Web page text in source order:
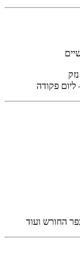
פקודה
החורש ועוד